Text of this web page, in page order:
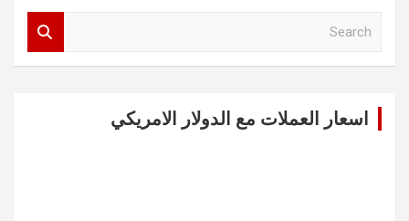
اسعار العملات مع الدولار الامريكي